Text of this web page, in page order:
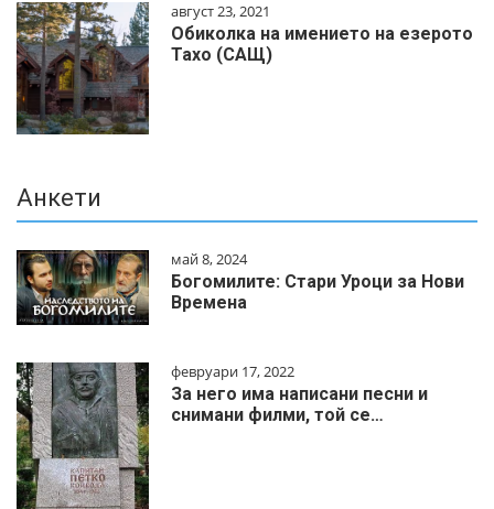
август 23, 2021
Обиколка на имението на езерото
Тахо (САЩ)
Анкети
май 8, 2024
Богомилите: Стари Уроци за Нови
Времена
февруари 17, 2022
За него има написани песни и
снимани филми, той се…